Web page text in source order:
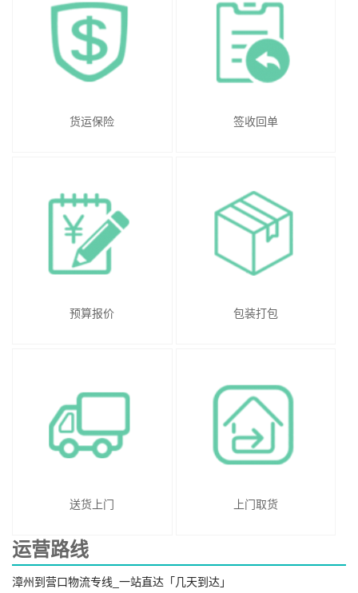
货运保险 签收回单
预算报价 包装打包
送货上门 上门取货
运营路线
漳州到营口物流专线_一站直达「几天到达」